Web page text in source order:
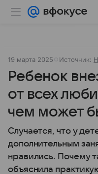
19 марта 2025 Источник:
Ребенок
от всех
чем может
Случается, что у
дополнительным
нравились. Почему
объяснила